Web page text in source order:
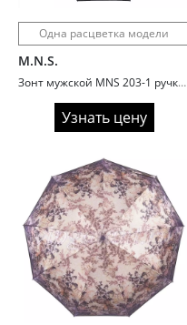
Одна расцветка модели
M.N.S.
Зонт мужской MNS 203-1 ручка полукрюк
Узнать цену